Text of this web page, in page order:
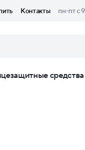
Контакты пн-пт с
средства